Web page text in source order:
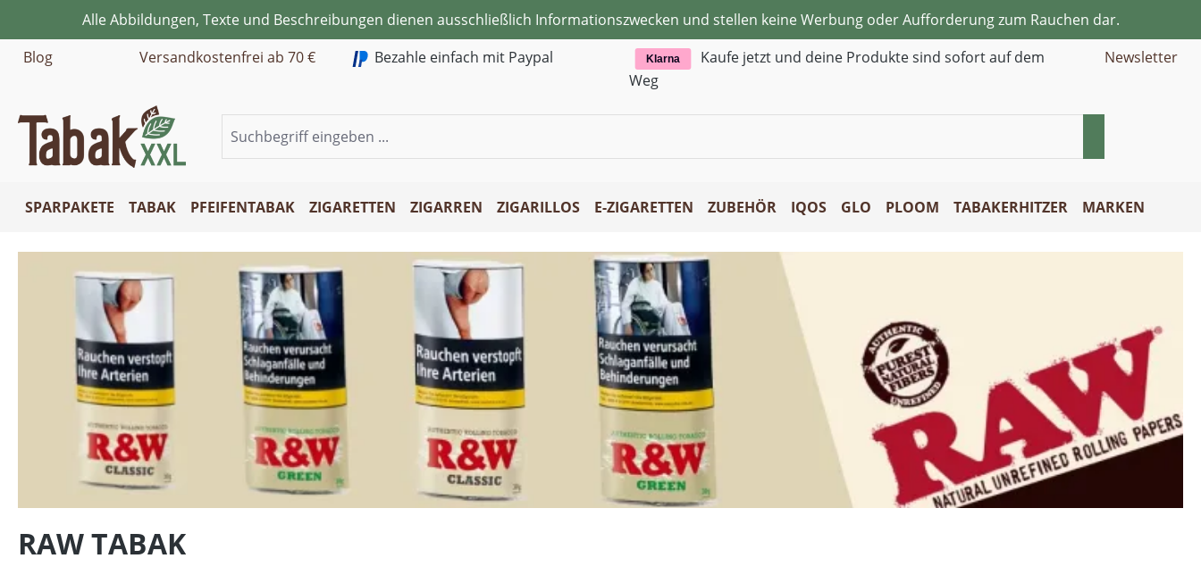
Hauptinhalt springen
Zur Suche springen
Zur Hauptnavigation springen
Alle Abbildungen, Texte und Beschreibungen dienen ausschließlich Informationszwecken und stellen keine Werbung oder Aufforderung zum Rauchen dar.
Blog
Versandkostenfrei ab 70 € Bezahle einfach mit Paypal Klarna
Kaufe jetzt und deine Produkte sind sofort auf dem
Weg
Newsletter
SPARPAKETE TABAK PFEIFENTABAK ZIGARETTEN ZIGARREN ZIGARILLOS E-ZIGARETTEN ZUBEHÖR IQOS GLO PLOOM TABAKERHITZER MARKEN
RAW TABAK